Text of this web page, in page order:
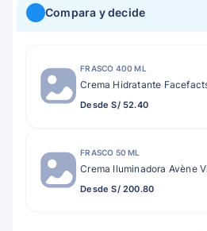
Compara y decide
FRASCO 400 ML
Crema Hidratante
Desde S/ 52.40
FRASCO 50 ML
Crema Iluminadora Avène
Desde S/ 200.80